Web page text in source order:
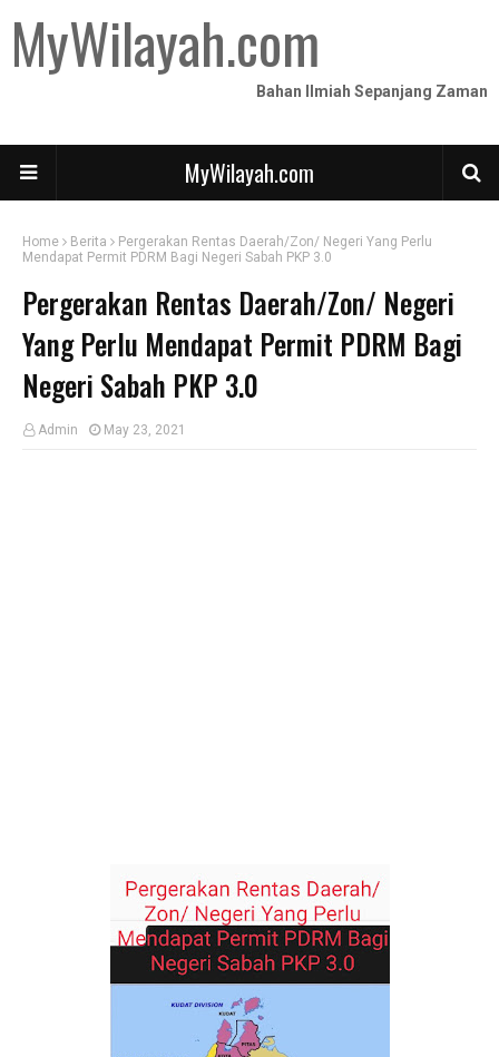
MyWilayah.com
Bahan Ilmiah Sepanjang Zaman
MyWilayah.com
Home Berita
Pergerakan Rentas Daerah/Zon/ Negeri Yang Perlu
Mendapat Permit PDRM Bagi Negeri Sabah PKP 3.0
Pergerakan Rentas Daerah/Zon/ Negeri
Yang Perlu Mendapat Permit PDRM Bagi
Negeri Sabah PKP 3.0
Admin May 23, 2021